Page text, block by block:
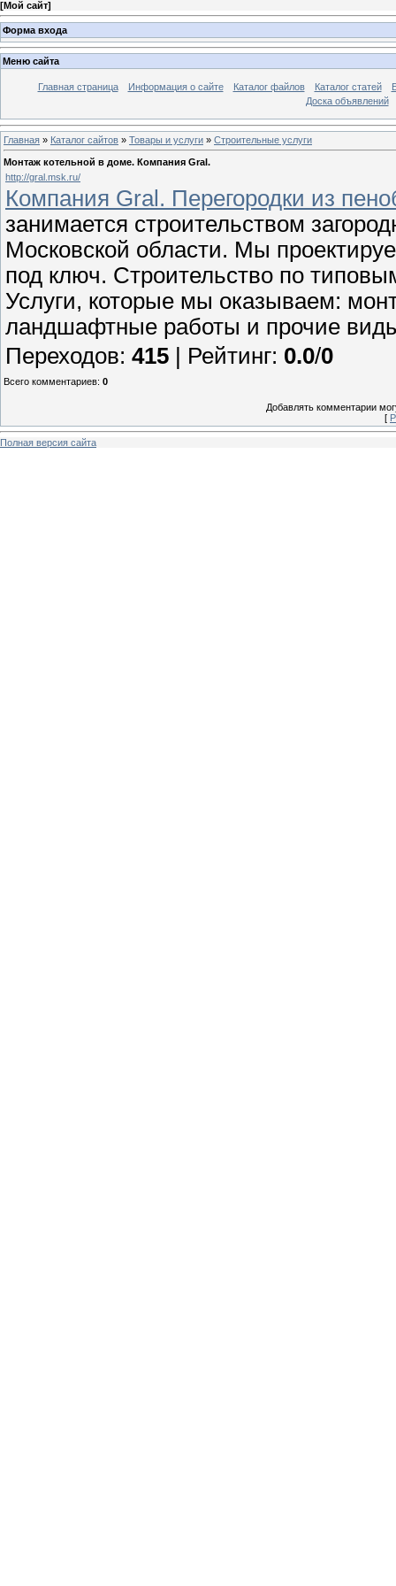
[Мой сайт]
Форма входа
Меню сайта
Главная страница Информация о сайте Каталог файлов Каталог статей
Доска объявлений
Главная » Каталог сайтов » Товары и услуги » Строительные услуги
Монтаж котельной в доме. Компания Gral.
http://gral.msk.ru/
Компания Gral. Перегородки из
занимается строительством
Московской области. Мы
под ключ. Строительство по
Услуги, которые мы оказываем:
ландшафтные работы и прочие
Переходов: 415 | Рейтинг: 0.0/0
Всего комментариев: 0
Добавлять комментарии
[
Полная версия сайта